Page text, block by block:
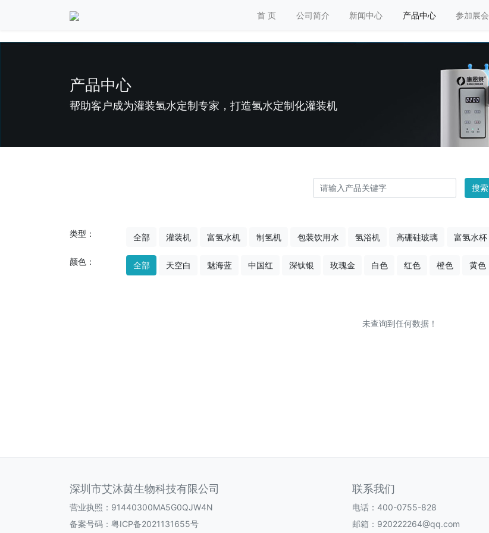
首 页 公司简介 新闻中心 产品中心 参加展会
产品中心
帮助客户成为灌装氢水定制专家，打造氢水定制化灌装机
搜索
类型： 全部 灌装机 富氢水机 制氢机 包装饮用水 氢浴机 高硼硅玻璃 富氢水杯
颜色： 全部 天空白 魅海蓝 中国红 深钛银 玫瑰金 白色 红色 橙色 黄色
未查询到任何数据！
深圳市艾沐茵生物科技有限公司
营业执照：91440300MA5G0QJW4N
备案号码： 粤ICP备2021131655号
联系我们
电话：400-0755-828
邮箱：920222264@qq.com